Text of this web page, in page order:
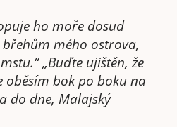
ho moře dosud
mého ostrova,
„Buďte ujištěn, že
oběsím bok po boku na
do dne, Malajský